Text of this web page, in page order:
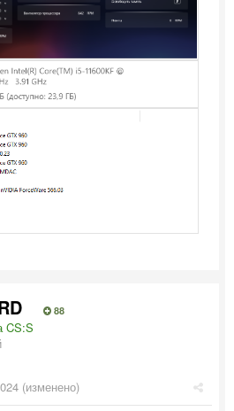
88
CS:S
(изменено)